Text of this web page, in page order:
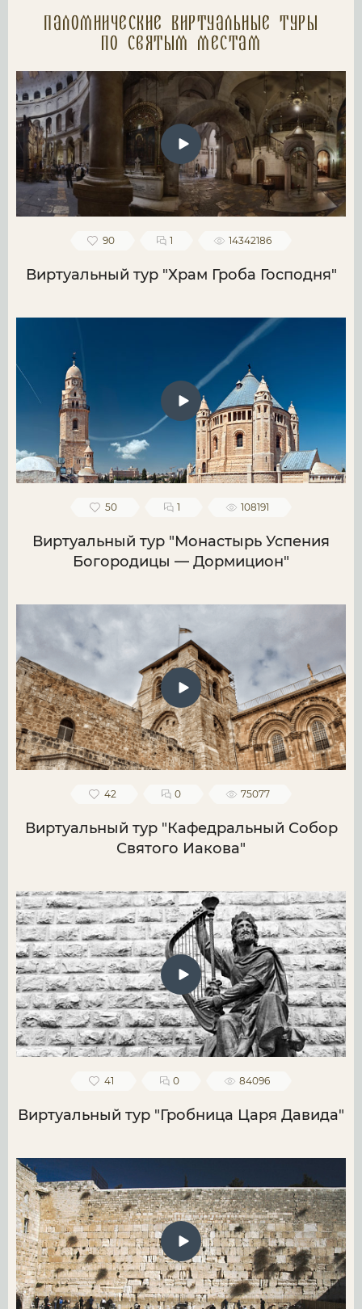
Паломнические Виртуальные туры
по святым местам
90 1 14342186
Виртуальный тур "Храм Гроба Господня"
50 1 108191
Виртуальный тур "Монастырь Успения
Богородицы — Дормицион"
42 0 75077
Виртуальный тур "Кафедральный Собор
Святого Иакова"
41 0 84096
Виртуальный тур "Гробница Царя Давида"